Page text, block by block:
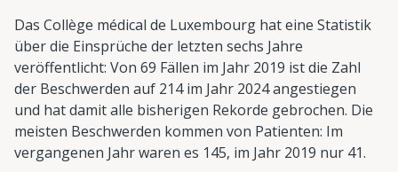
Das Collège médical de Luxembourg hat eine Statistik
über die Einsprüche der letzten sechs Jahre
veröffentlicht: Von 69 Fällen im Jahr 2019 ist die Zahl
der Beschwerden auf 214 im Jahr 2024 angestiegen
und hat damit alle bisherigen Rekorde gebrochen. Die
meisten Beschwerden kommen von Patienten: Im
vergangenen Jahr waren es 145, im Jahr 2019 nur 41.